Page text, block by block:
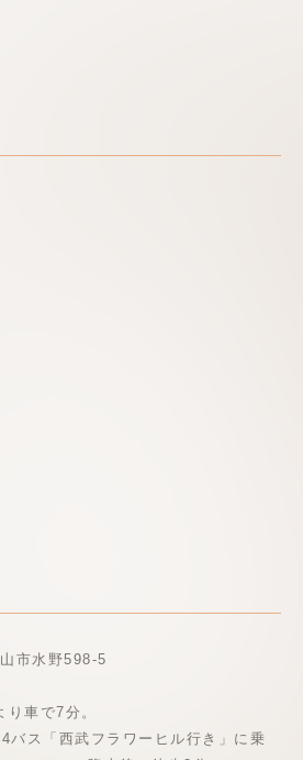
市水野598-5
車で7分。
バス「西武フラワーヒル行き」に乗